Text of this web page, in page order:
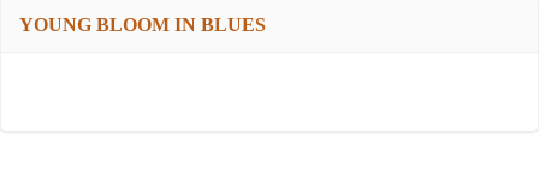
YOUNG BLOOM IN BLUES